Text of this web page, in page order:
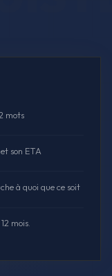
mots
son ETA
à quoi que ce soit
mois.